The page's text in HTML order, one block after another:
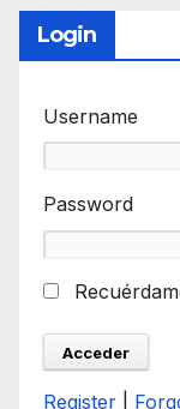
Login
Username
Password
Register